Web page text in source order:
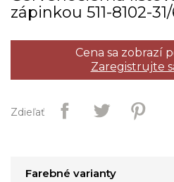
zápinkou 511­-8102­-
Cena sa zobrazí
Zaregistrujte
Zdieľať
Farebné varianty